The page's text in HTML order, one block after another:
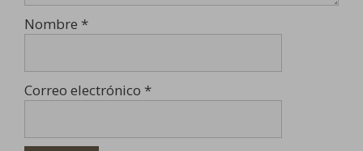
Nombre *
Correo electrónico *